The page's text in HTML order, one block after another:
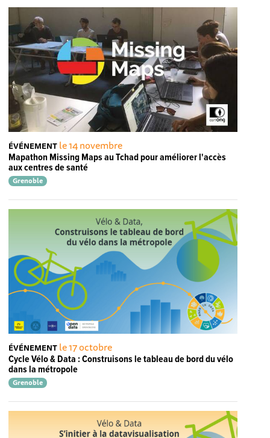
ÉVÉNEMENT le 14 novembre
Mapathon Missing Maps au Tchad pour améliorer l'accès
aux centres de santé
Grenoble
ÉVÉNEMENT le 17 octobre
Cycle Vélo & Data : Construisons le tableau de bord du vélo
dans la métropole
Grenoble